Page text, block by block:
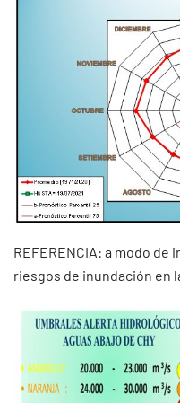
REFERENCIA: a modo
riesgos de inundación en